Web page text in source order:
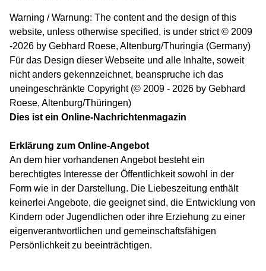
Warning / Warnung: The content and the design of this
website, unless otherwise specified, is under strict © 2009
-2026 by Gebhard Roese, Altenburg/Thuringia (Germany)
Für das Design dieser Webseite und alle Inhalte, soweit
nicht anders gekennzeichnet, beanspruche ich das
uneingeschränkte Copyright (© 2009 - 2026 by Gebhard
Roese, Altenburg/Thüringen)
Dies ist ein Online-Nachrichtenmagazin
Erklärung zum Online-Angebot
An dem hier vorhandenen Angebot besteht ein
berechtigtes Interesse der Öffentlichkeit sowohl in der
Form wie in der Darstellung. Die Liebeszeitung enthält
keinerlei Angebote, die geeignet sind, die Entwicklung von
Kindern oder Jugendlichen oder ihre Erziehung zu einer
eigenverantwortlichen und gemeinschaftsfähigen
Persönlichkeit zu beeinträchtigen.